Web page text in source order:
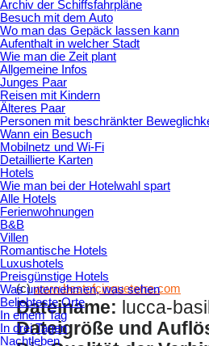
Archiv der Schiffsfahrpläne
Besuch mit dem Auto
Wo man das Gepäck lassen kann
Aufenthalt in welcher Stadt
Wie man die Zeit plant
Allgemeine Infos
Junges Paar
Reisen mit Kindern
Älteres Paar
Personen mit beschränkter
Wann ein Besuch
Mobilnetz und Wi-Fi
Detaillierte Karten
Hotels
Wie man bei der Hotelwahl spart
Alle Hotels
Ferienwohnungen
B&B
Villen
Romantische Hotels
Luxushotels
Preisgünstige Hotels
Was unternehmen, was sehen
Beliebteste Orte
In einem Tag
In drei Tagen
Nachtleben
(c)www.bestofcinqueterre.com
Dateiname: lucca-
Dateigröße und